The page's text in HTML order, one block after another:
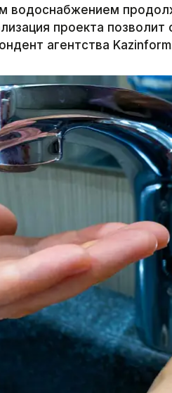
водоснабжением
проекта
агентства